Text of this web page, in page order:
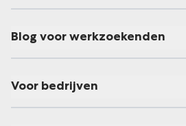
Blog voor werkzoekenden
Voor bedrijven